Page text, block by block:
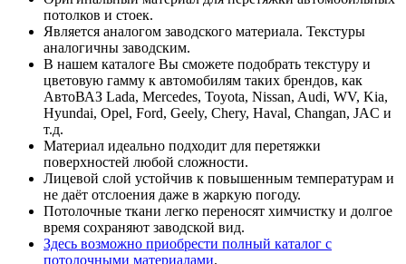
Оригинальный материал для перетяжки автомобильных
потолков и стоек.
Является аналогом заводского материала. Текстуры
аналогичны заводским.
В нашем каталоге Вы сможете подобрать текстуру и
цветовую гамму к автомобилям таких брендов, как
АвтоВАЗ Lada, Mercedes, Toyota, Nissan, Audi, WV, Kia,
Hyundai, Opel, Ford, Geely, Chery, Haval, Changan, JAC и
т.д.
Материал идеально подходит для перетяжки
поверхностей любой сложности.
Лицевой слой устойчив к повышенным температурам и
не даёт отслоения даже в жаркую погоду.
Потолочные ткани легко переносят химчистку и долгое
время сохраняют заводской вид.
Здесь возможно приобрести полный каталог с